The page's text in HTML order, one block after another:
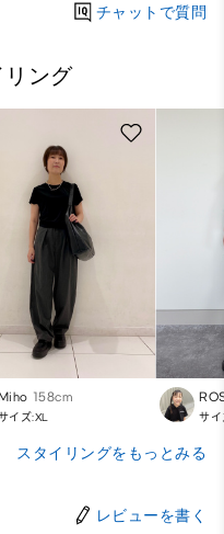
チャットで質問
ング
Miho 158cm
イズ:XL サ
スタイリングをもっとみる
レビューを書く